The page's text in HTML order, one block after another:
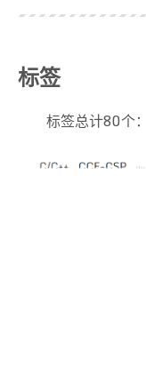
标签
标签总计80个：